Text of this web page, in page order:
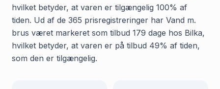
hvilket betyder, at varen er tilgængelig 100% af
tiden. Ud af de 365 prisregistreringer har Vand m.
brus været markeret som tilbud 179 dage hos Bilka,
hvilket betyder, at varen er på tilbud 49% af tiden,
som den er tilgængelig.